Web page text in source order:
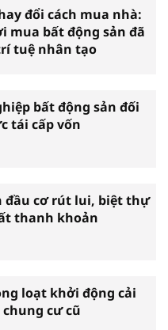
đổi cách mua nhà:
mua bất động sản đã
tuệ nhân tạo
bất động sản đối
tái cấp vốn
đầu cơ rút lui, biệt thự
thanh khoản
loạt khởi động cải
cư cũ